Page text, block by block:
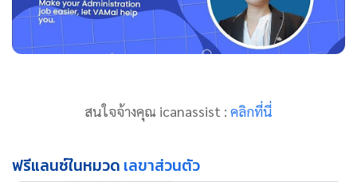
สนใจจ้างคุณ icanassist : คลิกที่นี่
ฟรีแลนซ์ในหมวด เลขาส่วนตัว